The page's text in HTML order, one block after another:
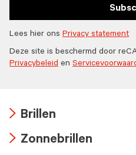
Lees hier ons Privacy statement
Deze site is beschermd door
Privacybeleid en
icon
Brillen
Zonnebrillen